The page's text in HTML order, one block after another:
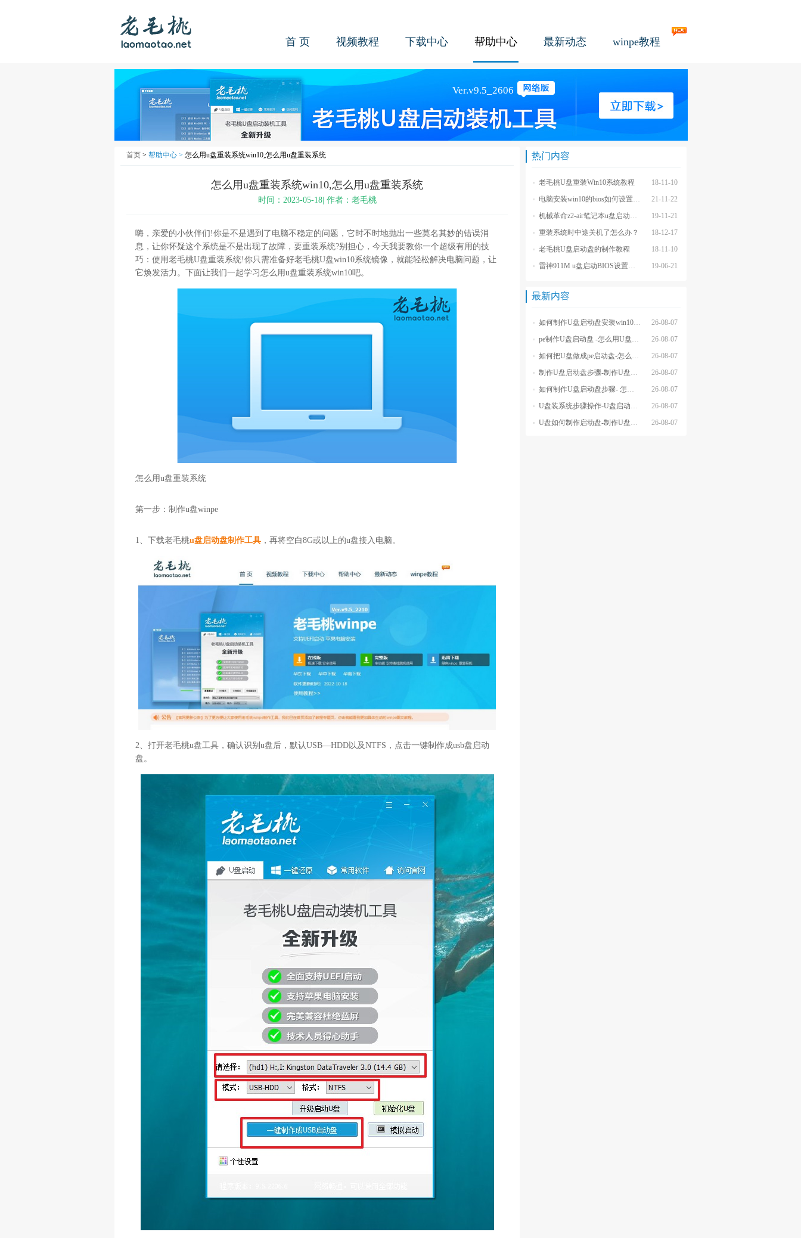
首 页 视频教程 下载中心 帮助中心 最新动态 winpe教程
首页 > 帮助中心 > 怎么用u盘重装系统win10,怎么用u盘重装系统
怎么用u盘重装系统win10,怎么用u盘重装系统
时间：2023-05-18| 作者：老毛桃
嗨，亲爱的小伙伴们!你是不是遇到了电脑不稳定的问题，它时不时地抛出一些莫名其妙的错误消
息，让你怀疑这个系统是不是出现了故障，要重装系统?别担心，今天我要教你一个超级有用的技
巧：使用老毛桃U盘重装系统!你只需准备好老毛桃U盘win10系统镜像，就能轻松解决电脑问题，让
它焕发活力。下面让我们一起学习怎么用u盘重装系统win10吧。
怎么用u盘重装系统
第一步：制作u盘winpe
1、下载老毛桃u盘启动盘制作工具 ，再将空白8G或以上的u盘接入电脑。
2、打开老毛桃u盘工具，确认识别u盘后，默认USB—HDD以及NTFS，点击一键制作成usb盘启动
盘。
热门内容
18-11-10
老毛桃U盘重装Win10系统教程
21-11-22
电脑安装win10的bios如何设置u盘图文教程
19-11-21
机械革命z2-air笔记本u盘启动BIOS设置教程
18-12-17
重装系统时中途关机了怎么办？
18-11-10
老毛桃U盘启动盘的制作教程
19-06-21
雷神911M u盘启动BIOS设置教程
最新内容
26-08-07
如何制作U盘启动盘安装win10系统-怎么制作U盘启动盘安装win10系
26-08-07
pe制作U盘启动盘 -怎么用U盘制作pe系统启动盘
26-08-07
如何把U盘做成pe启动盘-怎么把U盘做成pe启动盘
26-08-07
制作U盘启动盘步骤-制作U盘启动盘详细方法
26-08-07
如何制作U盘启动盘步骤- 怎么制作U盘启动盘步骤
26-08-07
U盘装系统步骤操作-U盘启动重装系统步骤
26-08-07
U盘如何制作启动盘-制作U盘启动盘重装